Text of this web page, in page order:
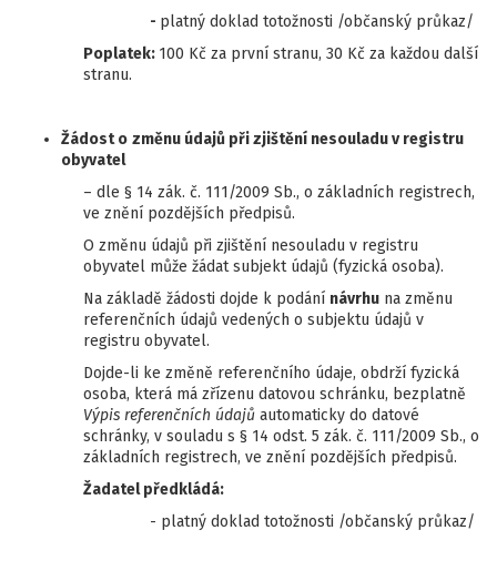
- platný doklad totožnosti /občanský průkaz/
Poplatek: 100 Kč za první stranu, 30 Kč za každou další
stranu.
Žádost o změnu údajů při zjištění nesouladu v registru
obyvatel
– dle § 14 zák. č. 111/2009 Sb., o základních registrech,
ve znění pozdějších předpisů.
O změnu údajů při zjištění nesouladu v registru
obyvatel může žádat subjekt údajů (fyzická osoba).
Na základě žádosti dojde k podání návrhu na změnu
referenčních údajů vedených o subjektu údajů v
registru obyvatel.
Dojde-li ke změně referenčního údaje, obdrží fyzická
osoba, která má zřízenu datovou schránku, bezplatně
Výpis referenčních údajů automaticky do datové
schránky, v souladu s § 14 odst. 5 zák. č. 111/2009 Sb., o
základních registrech, ve znění pozdějších předpisů.
Žadatel předkládá:
- platný doklad totožnosti /občanský průkaz/